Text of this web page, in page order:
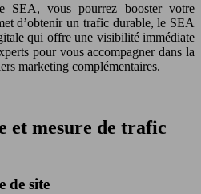
vous pourrez booster votre
d’obtenir un trafic durable, le SEA
qui offre une visibilité immédiate
pour vous accompagner dans la
marketing complémentaires.
et mesure de trafic
de site